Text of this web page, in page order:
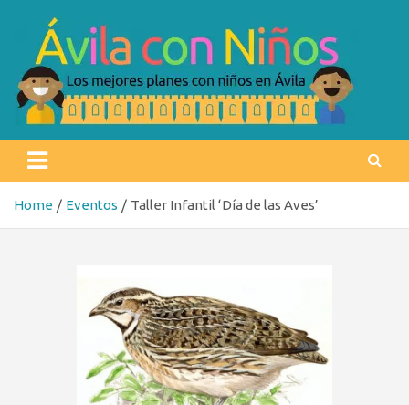
content
Ávila con niños
Home Eventos Taller Infantil ‘Día de las Aves’